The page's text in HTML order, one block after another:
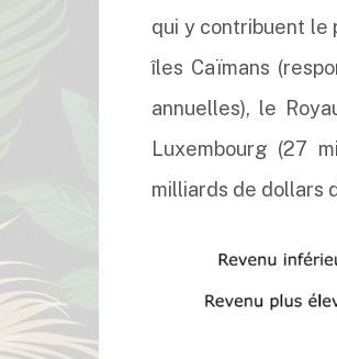
qui y contribuent le
îles Caïmans
annuelles), le
Luxembourg (27
milliards de dollars